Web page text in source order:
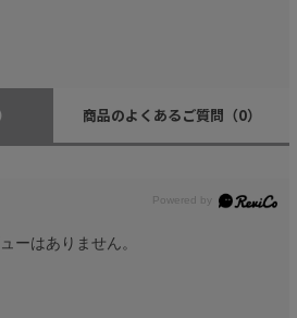
商品のよくあるご質問 （0）
ーはありません。